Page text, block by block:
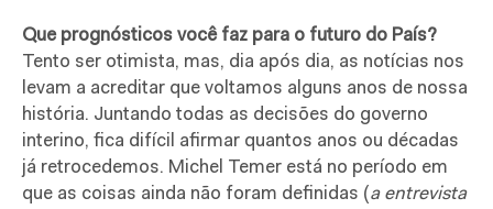
Que prognósticos você faz para o futuro do País?
Tento ser otimista, mas, dia após dia, as notícias nos
levam a acreditar que voltamos alguns anos de nossa
história. Juntando todas as decisões do governo
interino, fica difícil afirmar quantos anos ou décadas
já retrocedemos. Michel Temer está no período em
que as coisas ainda não foram definidas (a entrevista